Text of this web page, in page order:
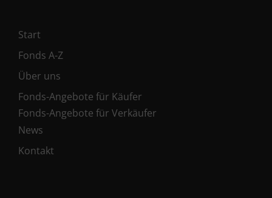
Start
Fonds A-Z
Über uns
Fonds-Angebote für Käufer
Fonds-Angebote für Verkäufer
News
Kontakt